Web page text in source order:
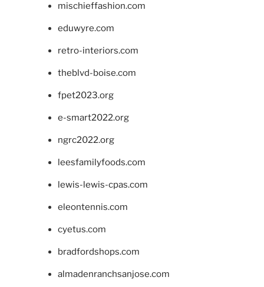
mischieffashion.com
eduwyre.com
retro-interiors.com
theblvd-boise.com
fpet2023.org
e-smart2022.org
ngrc2022.org
leesfamilyfoods.com
lewis-lewis-cpas.com
eleontennis.com
cyetus.com
bradfordshops.com
almadenranchsanjose.com